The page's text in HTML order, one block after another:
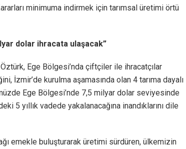
minimuma indirmek için tarımsal üretimi örtü
dolar ihracata ulaşacak”
Ege Bölgesi’nda çiftçiler ile ihracatçılar
İzmir’de kurulma aşamasında olan 4 tarıma dayalı
Ege Bölgesi’nde 7,5 milyar dolar seviyesinde
5 yıllık vadede yakalanacağına inandıklarını dile
emekle buluşturarak üretimi sürdüren, ülkemizin